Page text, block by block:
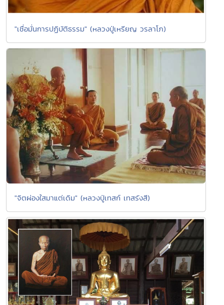
"เชื่อมั่นการปฏิบัติธรรม" (หลวงปู่เหรียญ วรลาโภ)
"จิตผ่องใสมาแต่เดิม" (หลวงปู่เทสก์ เทสรังสี)